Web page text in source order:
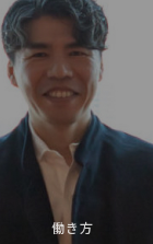
働き方